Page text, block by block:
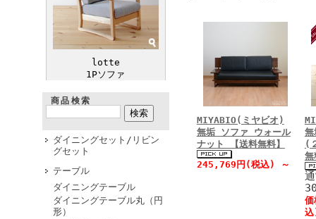
lotte
1Pソファ
商品検索
ダイニングセット/リビン
グセット
テーブル
ダイニングテーブル
ダイニングテーブル丸（円
形）
MIYABIO(ミヤビオ)
無垢 ソファ ウォール
ナット 【送料無料】
245,769円(税込)
～
無
(
無